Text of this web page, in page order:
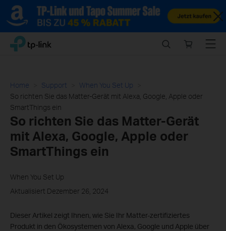
Close
Click
navigation
TP-Link, Reliably Smart
store
Menu
Home Support
When You Set Up
So richten Sie das Matter-Gerät mit Alexa, Google, Apple oder
SmartThings ein
So richten Sie das Matter-Gerät
mit Alexa, Google, Apple oder
SmartThings ein
When You Set Up
Aktualisiert Dezember 26, 2024
Dieser Artikel zeigt Ihnen, wie Sie Ihr Matter-zertifiziertes
Produkt in den Ökosystemen von Alexa, Google und Apple über